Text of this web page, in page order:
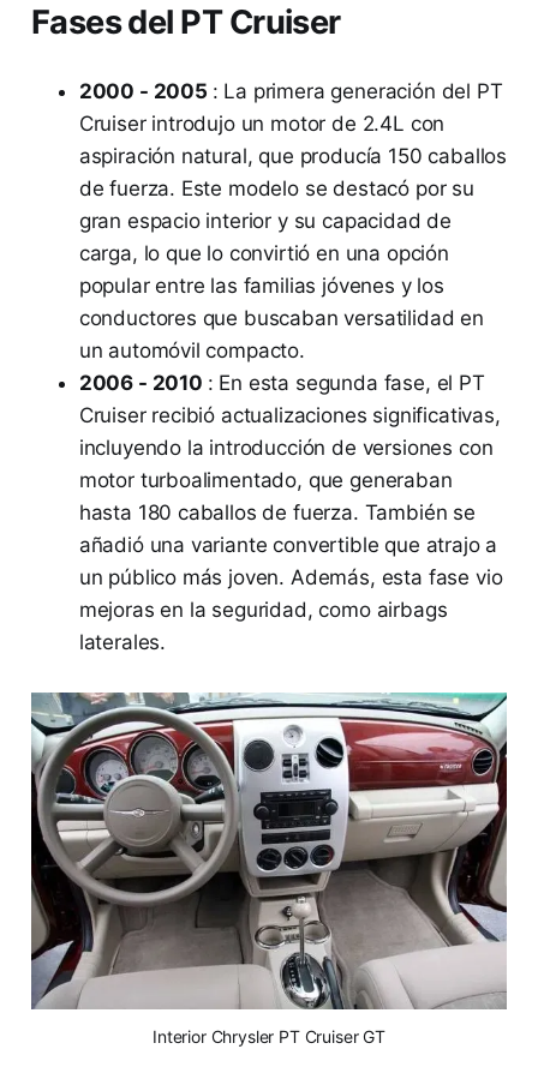
Fases del PT Cruiser
2000 - 2005 : La primera generación del PT
Cruiser introdujo un motor de 2.4L con
aspiración natural, que producía 150 caballos
de fuerza. Este modelo se destacó por su
gran espacio interior y su capacidad de
carga, lo que lo convirtió en una opción
popular entre las familias jóvenes y los
conductores que buscaban versatilidad en
un automóvil compacto.
2006 - 2010 : En esta segunda fase, el PT
Cruiser recibió actualizaciones significativas,
incluyendo la introducción de versiones con
motor turboalimentado, que generaban
hasta 180 caballos de fuerza. También se
añadió una variante convertible que atrajo a
un público más joven. Además, esta fase vio
mejoras en la seguridad, como airbags
laterales.
Interior Chrysler PT Cruiser GT